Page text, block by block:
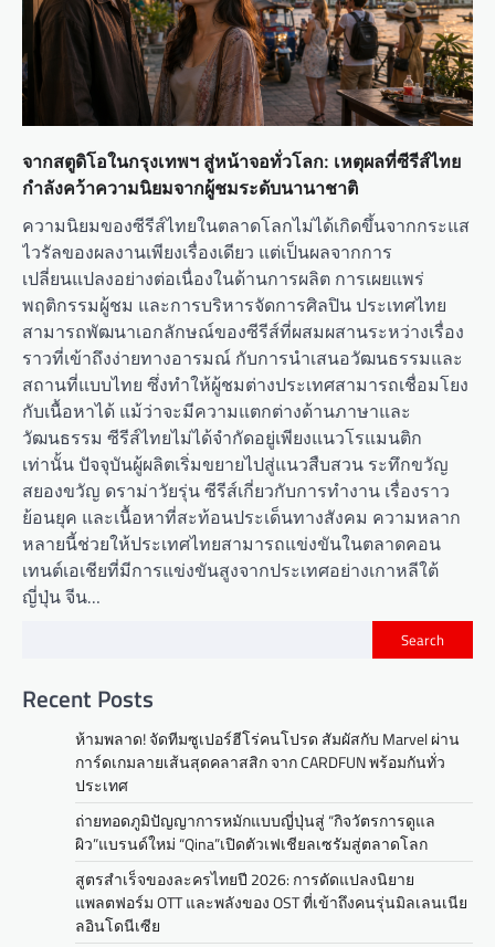
จากสตูดิโอในกรุงเทพฯ สู่หน้าจอทั่วโลก: เหตุผลที่ซีรีส์ไทย
กำลังคว้าความนิยมจากผู้ชมระดับนานาชาติ
ความนิยมของซีรีส์ไทยในตลาดโลกไม่ได้เกิดขึ้นจากกระแส
ไวรัลของผลงานเพียงเรื่องเดียว แต่เป็นผลจากการ
เปลี่ยนแปลงอย่างต่อเนื่องในด้านการผลิต การเผยแพร่
พฤติกรรมผู้ชม และการบริหารจัดการศิลปิน ประเทศไทย
สามารถพัฒนาเอกลักษณ์ของซีรีส์ที่ผสมผสานระหว่างเรื่อง
ราวที่เข้าถึงง่ายทางอารมณ์ กับการนำเสนอวัฒนธรรมและ
สถานที่แบบไทย ซึ่งทำให้ผู้ชมต่างประเทศสามารถเชื่อมโยง
กับเนื้อหาได้ แม้ว่าจะมีความแตกต่างด้านภาษาและ
วัฒนธรรม ซีรีส์ไทยไม่ได้จำกัดอยู่เพียงแนวโรแมนติก
เท่านั้น ปัจจุบันผู้ผลิตเริ่มขยายไปสู่แนวสืบสวน ระทึกขวัญ
สยองขวัญ ดราม่าวัยรุ่น ซีรีส์เกี่ยวกับการทำงาน เรื่องราว
ย้อนยุค และเนื้อหาที่สะท้อนประเด็นทางสังคม ความหลาก
หลายนี้ช่วยให้ประเทศไทยสามารถแข่งขันในตลาดคอน
เทนต์เอเชียที่มีการแข่งขันสูงจากประเทศอย่างเกาหลีใต้
ญี่ปุ่น จีน…
Search
Recent Posts
ห้ามพลาด! จัดทีมซูเปอร์ฮีโร่คนโปรด สัมผัสกับ Marvel ผ่าน
การ์ดเกมลายเส้นสุดคลาสสิก จาก CARDFUN พร้อมกันทั่ว
ประเทศ
ถ่ายทอดภูมิปัญญาการหมักแบบญี่ปุ่นสู่ “กิจวัตรการดูแล
ผิว”แบรนด์ใหม่ “Qina”เปิดตัวเฟเชียลเซรัมสู่ตลาดโลก
สูตรสำเร็จของละครไทยปี 2026: การดัดแปลงนิยาย
แพลตฟอร์ม OTT และพลังของ OST ที่เข้าถึงคนรุ่นมิลเลนเนีย
ลอินโดนีเซีย